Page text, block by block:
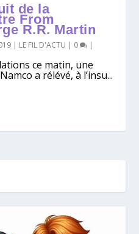
de la
From
R.R. Martin
| LE FIL D'ACTU | 0 |
ce matin, une
a rélévé, à l’insu...